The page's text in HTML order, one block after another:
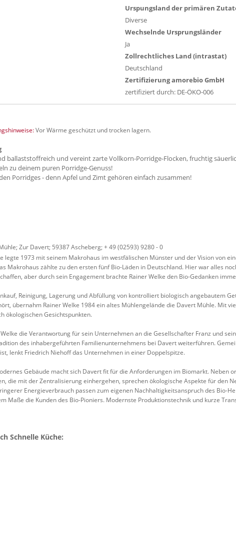
Urspungsland der primären
Diverse
Wechselnde Ursprungsländer
Ja
Zollrechtliches Land (intrastat)
Deutschland
Zertifizierung amorebio GmbH
zertifiziert durch: DE-ÖKO-006
Vor Wärme geschützt und trocken lagern.
ballaststoffreich und vereint zarte Vollkorn-Porridge-Flocken, fruchtig
zu deinem puren Porridge-Genuss!
Porridges - denn Apfel und Zimt gehören einfach zusammen!
Zur Davert; 59387 Ascheberg; + 49 (02593) 9280 - 0
legte 1973 mit seinem Makrohaus im westfälischen Münster und der Vision von
Makrohaus zählte zu den ersten fünf Bio-Läden in Deutschland. Hier war alles
aber durch sein Engagement brachte Rainer Welke den Bio-Gedanken
Reinigung, Lagerung und Abfüllung von kontrolliert biologisch angebautem
übernahm Rainer Welke 1984 ein altes Mühlengelände die Davert Mühle. Mit
ökologischen Gesichtspunkten.
die Verantwortung für sein Unternehmen an die Gesellschafter Franz und
des inhabergeführten Familienunternehmens bei Davert weiterführen.
lenkt Friedrich Niehoff das Unternehmen in einer Doppelspitze.
Gebäude macht sich Davert fit für die Anforderungen im Biomarkt. Neben
die mit der Zentralisierung einhergehen, sprechen ökologische Aspekte für den
Energieverbrauch passen zum eigenen Nachhaltigkeitsanspruch des Bio-
Maße die Kunden des Bio-Pioniers. Modernste Produktionstechnik und kurze
Schnelle Küche: